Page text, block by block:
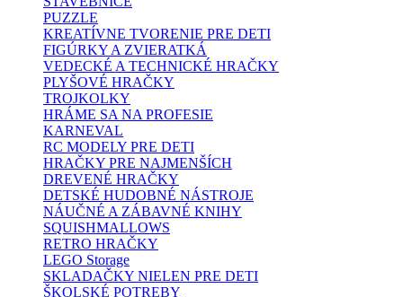
PUZZLE
KREATÍVNE TVORENIE PRE DETI
FIGÚRKY A ZVIERATKÁ
VEDECKÉ A TECHNICKÉ HRAČKY
PLYŠOVÉ HRAČKY
TROJKOLKY
HRÁME SA NA PROFESIE
KARNEVAL
RC MODELY PRE DETI
HRAČKY PRE NAJMENŠÍCH
DREVENÉ HRAČKY
DETSKÉ HUDOBNÉ NÁSTROJE
NÁUČNÉ A ZÁBAVNÉ KNIHY
SQUISHMALLOWS
RETRO HRAČKY
LEGO Storage
SKLADAČKY NIELEN PRE DETI
ŠKOLSKÉ POTREBY